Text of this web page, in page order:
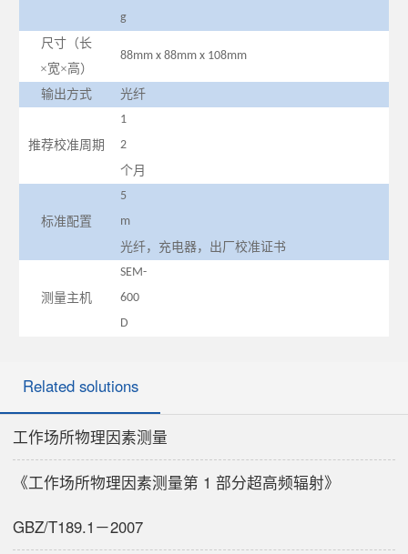
g
尺寸（长
×宽×高）
88mm x 88mm x 108mm
输出方式 光纤
推荐校准周期
1
2
个月
标准配置
5
m
光纤，充电器，出厂校准证书
测量主机
SEM-
600
D
Related solutions
工作场所物理因素测量
《工作场所物理因素测量第 1 部分超高频辐射》
GBZ/T189.1－2007